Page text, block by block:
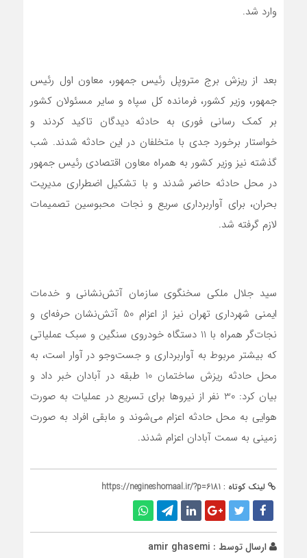
وارد شد.‌
بعد از ریزش برج متروپل رئیس جمهور، معاون اول رئیس
جمهور، وزیر کشور، فرمانده کل سپاه و سایر مسئولان کشور
بر کمک رسانی فوری به حادثه دیدگان تاکید کردند و
خواستار برخورد جدی با متخلفان در این حادثه شدند. شب
گذشته نیز وزیر کشور به همراه معاون اقتصادی رئیس جمهور
در محل حادثه حاضر شدند و با تشکیل اضطراری مدیریت
بحران، برای آواربرداری سریع و نجات محبوسین تصمیمات
لازم گرفته شد.
سید جلال ملکی سخنگوی سازمان آتش‌نشانی و خدمات
ایمنی شهرداری تهران نیز ‌از اعزام 50 آتش‌نشان حرفه‌ای و
نجات‌گر همراه با 11 دستگاه خودروی سنگین و سبک عملیاتی
که بیشتر مربوط به آواربرداری و جست‌وجو در آوار است، به
محل حادثه ریزش ساختمان 10 طبقه در آبادان خبر داد و
بیان کرد: 30 نفر از نیروها برای تسریع در عملیات به صورت
هوایی به محل حادثه اعزام می‌شوند و مابقی افراد به صورت
زمینی ‌به سمت آبادان اعز‌ام شدند.
لینک کوتاه : https://negineshomaal.ir/?p=6181
ارسال توسط : amir ghasemi